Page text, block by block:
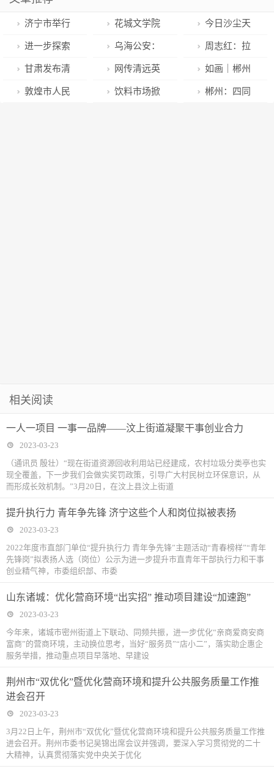
济宁市举行
优化营商环境
工作专题培训
花城文学院
将于3月25日
正式成立 开启
关于文学的无
今日沙尘天
气将基本结束
进一步探索
“以厕养厕” 广
州将允许在部
乌海公安：
用坚守织密“平
安网”
周志红：拉
高标杆 奋勇争
先 为荆州创文
甘肃发布清
明节“文明安全
网传清远英
德公交线路经
如画｜郴州
安仁：举行春
敦煌市人民 饮料市场掀 郴州：四同
相关阅读
一人一项目 一事一品牌——汶上街道凝聚干事创业合力
2023-03-23
（通讯员 殷壮）“现在街道资源回收利用站已经建成，农村垃圾分类亭也实
现全覆盖，下一步我们会做实奖罚政策，引导广大村民树立环保意识，从
而形成长效机制。”3月20日，在汶上县汶上街道
提升执行力 青年争先锋 济宁这些个人和岗位拟被表扬
2023-03-23
2022年度市直部门单位“提升执行力 青年争先锋”主题活动“青春榜样”“青年
先锋岗”拟表扬人选（岗位）公示为进一步提升市直青年干部执行力和干事
创业精气神，市委组织部、市委
山东诸城：优化营商环境“出实招” 推动项目建设“加速跑”
2023-03-23
今年来，诸城市密州街道上下联动、同频共振，进一步优化“亲商爱商安商
富商”的营商环境，主动换位思考，当好“服务员”“店小二”，落实助企惠企
服务举措，推动重点项目早落地、早建设
荆州市“双优化”暨优化营商环境和提升公共服务质量工作推
进会召开
2023-03-23
3月22日上午，荆州市“双优化”暨优化营商环境和提升公共服务质量工作推
进会召开。荆州市委书记吴锦出席会议并强调，要深入学习贯彻党的二十
大精神，认真贯彻落实党中央关于优化